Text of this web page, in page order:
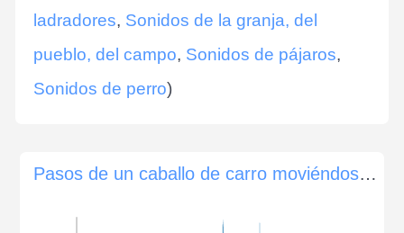
ladradores, Sonidos de la granja, del
pueblo, del campo, Sonidos de pájaros,
Sonidos de perro)
Pasos de un caballo de carro moviéndose sobre adoquines